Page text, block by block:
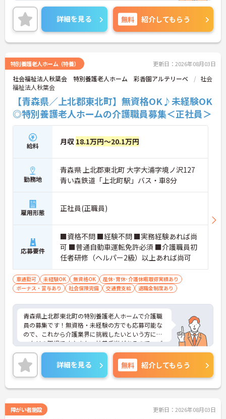
仕事を続けることができます。ご興味のある方はご
面接のポイントをお伝えしますので、お気軽にお問
い合わせください。
詳細を見る 無料 紹介してもらう
特別養護老人ホーム（特養） 更新日：2026年08月03日
社会福祉法人秋葉会 特別養護老人ホーム 彩香園アルテリーベ
社会
福祉法人秋葉会
【青森県／上北郡東北町】無資格OK♪未経験OK
◎特別養護老人ホームの介護職員募集＜正社員＞
給料 月収 18.1万円～20.1万円
勤務地
青森県 上北郡東北町 大字大浦字境ノ沢127
青い森鉄道「上北町駅」バス・車8分
雇用形態 正社員(正職員)
応募要件
■資格不問 ■経験不問 ■実務経験あれば尚
可 ■普通自動車運転免許必須 ■介護職員初
任者研修（ヘルパー2級）以上あれば尚可
車通勤可 未経験OK 無資格OK
産休･育休･介護休暇取得実績あり
ボーナス・賞与あり
社会保険完備 交通費支給 退職金制度あり
青森県上北郡東北町の特別養護老人ホームで介護職
員の募集です！無資格・未経験の方でも応募可能な
ので、これから介護業界に挑戦したいという方にピ
ッタリの職場です♪また、扶養手当があるので、ご
家族がいる方でも安心して働くことができます◎ご
興味のある方は、面接ポイントをお伝えしますの
で、お気軽にご連絡ください。
詳細を見る 無料 紹介してもらう
障がい者施設 更新日：2026年08月03日